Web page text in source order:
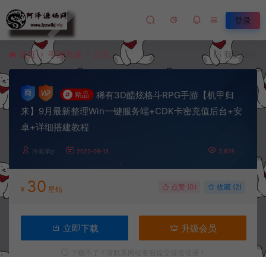
登录
首页 手游资源 正文 我要投稿
# 精品
稀有3D酷炫格斗RPG手游【机甲归
来】9月最新整理Win一键服务端+CDK卡密充值后台+安
卓+详细搭建教程
冷雨泽ღ 2022-09-13 3,828
¥ 30 星钻 点赞 (0) 收藏 (2)
立即下载 升级会员